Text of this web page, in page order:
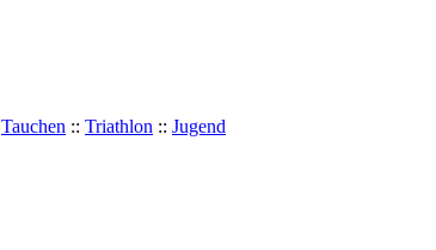
Tauchen :: Triathlon :: Jugend